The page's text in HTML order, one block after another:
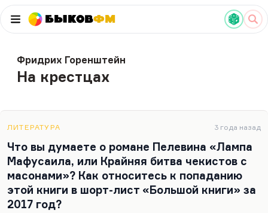
БыковФМ
Фридрих Горенштейн
На крестцах
ЛИТЕРАТУРА 3 года назад
Что вы думаете о романе Пелевина «Лампа
Мафусаила, или Крайняя битва чекистов с
масонами»? Как относитесь к попаданию
этой книги в шорт-лист «Большой книги» за
2017 год?